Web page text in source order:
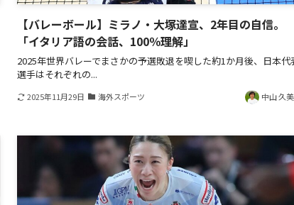
【バレーボール】ミラノ・大塚達宣、2年目の自信。
「イタリア語の会話、100％理解」
2025年世界バレーでまさかの予選敗退を喫した約1か月後、日本代
選手はそれぞれの...
2025年11月29日 海外スポーツ 中山 久